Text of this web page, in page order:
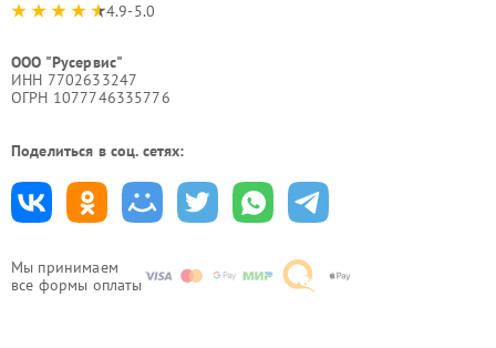
Мы принимаем
все формы оплаты
4.9-5.0
ООО "Русервис"
ИНН 7702633247
ОГРН 1077746335776
Поделиться в соц. сетях: